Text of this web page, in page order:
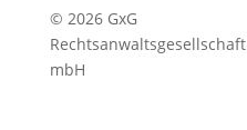
© 2026 GxG
Rechtsanwaltsgesellschaft
mbH